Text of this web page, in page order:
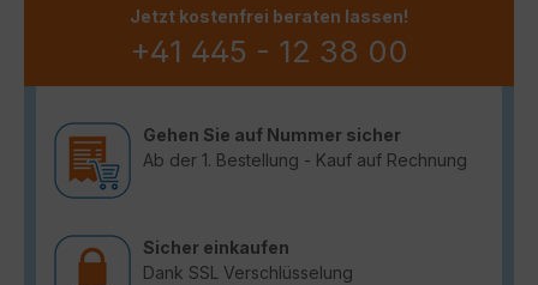
Jetzt kostenfrei beraten lassen!
+41 445 - 12 38 00
Gehen Sie auf Nummer sicher
Ab der 1. Bestellung - Kauf auf Rechnung
Sicher einkaufen
Dank SSL Verschlüsselung